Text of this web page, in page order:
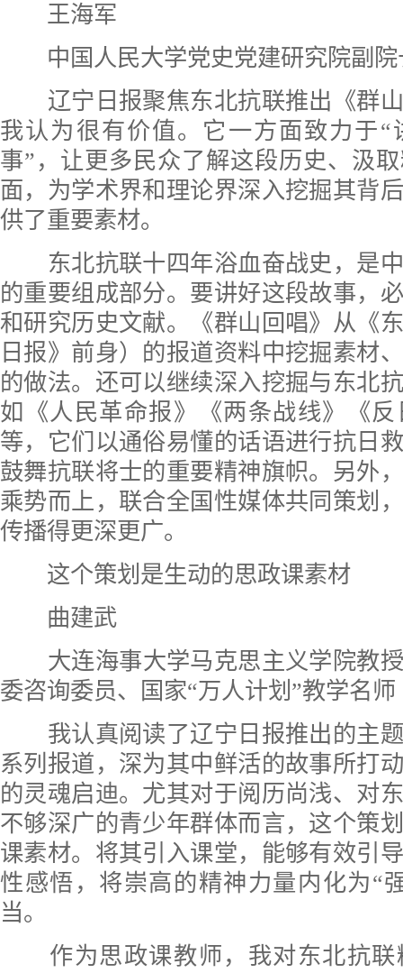
王海军
中国人民大学党史党建研究院副院
辽宁日报聚焦东北抗联推出《群山
我认为很有价值。它一方面致力于“
事”，让更多民众了解这段历史、汲
面，为学术界和理论界深入挖掘其背
供了重要素材。
东北抗联十四年浴血奋战史，是中
的重要组成部分。要讲好这段故事，
和研究历史文献。《群山回唱》从《
日报》前身）的报道资料中挖掘素材
的做法。还可以继续深入挖掘与东北
如《人民革命报》《两条战线》《
等，它们以通俗易懂的话语进行抗日
鼓舞抗联将士的重要精神旗帜。另外
乘势而上，联合全国性媒体共同策划
传播得更深更广。
这个策划是生动的思政课素材
曲建武
大连海事大学马克思主义学院教
委咨询委员、国家“万人计划”教学名师
我认真阅读了辽宁日报推出的主题
系列报道，深为其中鲜活的故事所打
的灵魂启迪。尤其对于阅历尚浅、对
不够深广的青少年群体而言，这个策
课素材。将其引入课堂，能够有效引
性感悟，将崇高的精神力量内化为“
当。
作为思政课教师，我对东北抗联